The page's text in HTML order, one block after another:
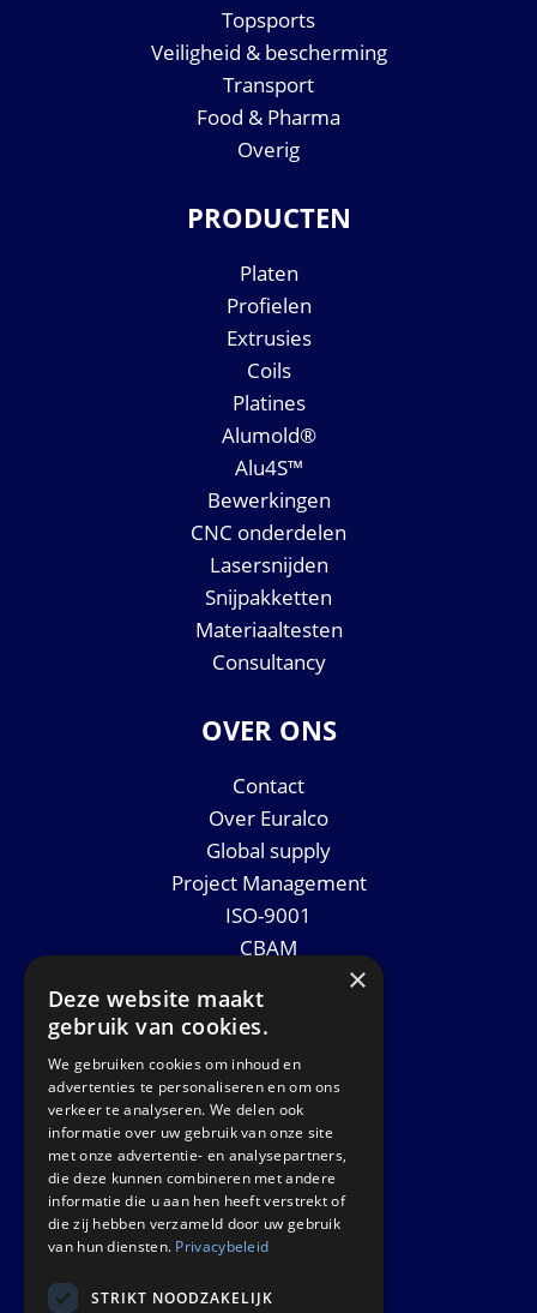
Topsports
Veiligheid & bescherming
Transport
Food & Pharma
Overig
PRODUCTEN
Platen
Profielen
Extrusies
Coils
Platines
Alumold®
Alu4S™
Bewerkingen
CNC onderdelen
Lasersnijden
Snijpakketten
Materiaaltesten
Consultancy
OVER ONS
Contact
Over Euralco
Global supply
Project Management
ISO-9001
CBAM
Nieuws
GET IN TOUCH
Euralco Europe B.V.
Zinkstraat 24 - E9451
4823 AD Breda
The Netherlands
×
Deze website maakt
gebruik van cookies.
We gebruiken cookies om inhoud en
advertenties te personaliseren en om ons
verkeer te analyseren. We delen ook
informatie over uw gebruik van onze site
met onze advertentie- en analysepartners,
die deze kunnen combineren met andere
informatie die u aan hen heeft verstrekt of
die zij hebben verzameld door uw gebruik
van hun diensten. Privacybeleid
STRIKT NOODZAKELIJK